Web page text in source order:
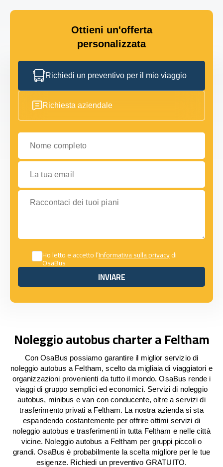
Ottieni un'offerta
personalizzata
Richiedi un preventivo per il mio viaggio
Richiesta aziendale
Nome completo
La tua email
Raccontaci dei tuoi piani
Ho letto e accetto l’Informativa sulla privacydi
OsaBus
INVIARE
INVIARE
Noleggio autobus charter a Feltham
Con OsaBus possiamo garantire il miglior servizio di
noleggio autobus a Feltham, scelto da migliaia di viaggiatori e
organizzazioni provenienti da tutto il mondo. OsaBus rende i
viaggi di gruppo semplici ed economici. Servizi di noleggio
autobus, minibus e van con conducente, oltre a servizi di
trasferimento privati a Feltham. La nostra azienda si sta
espandendo costantemente per offrire ottimi servizi di
noleggio autobus e trasferimenti in tutta Feltham e nelle città
vicine. Noleggio autobus a Feltham per gruppi piccoli o
grandi. OsaBus è probabilmente la scelta migliore per le tue
esigenze. Richiedi un preventivo GRATUITO.